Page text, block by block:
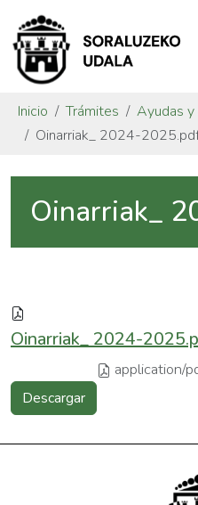
Inicio Trámites
Ayudas y
Oinarriak_ 2024-
Oinarriak_
Oinarriak_ 2024-
application/
Descargar